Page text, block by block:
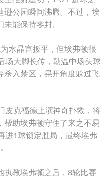
逊公园瞬间沸腾。不过，埃
能保持零封。
水晶宫扳平，但埃弗顿很
场大脚长传，勒温中场头球
杀入禁区，晃开角度躲过飞
皮克福德上演神奇扑救，将
帮助埃弗顿守住了来之不易
进1球锁定胜局，最终埃弗
执教埃弗顿之后，8轮比赛